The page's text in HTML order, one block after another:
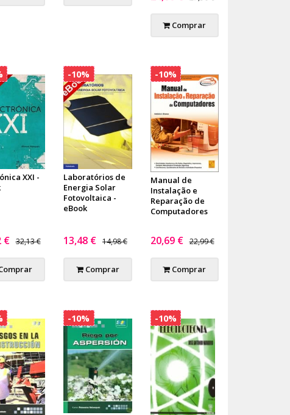
Comprar
XXI -
€ 32,13 €
Laboratórios de
Energia Solar
Fotovoltaica -
eBook
13,48 € 14,98 €
Comprar
-10%
Manual de
Instalação e
Reparação de
Computadores
20,69 € 22,99 €
Comprar
-10%
-10% -10%